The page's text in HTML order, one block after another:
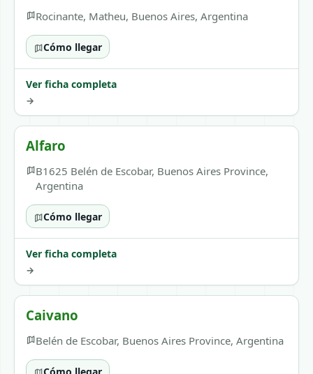
Rocinante, Matheu, Buenos Aires, Argentina
Cómo llegar
Ver ficha completa
→
Alfaro
B1625 Belén de Escobar, Buenos Aires Province,
Argentina
Cómo llegar
Ver ficha completa
→
Caivano
Belén de Escobar, Buenos Aires Province, Argentina
Cómo llegar